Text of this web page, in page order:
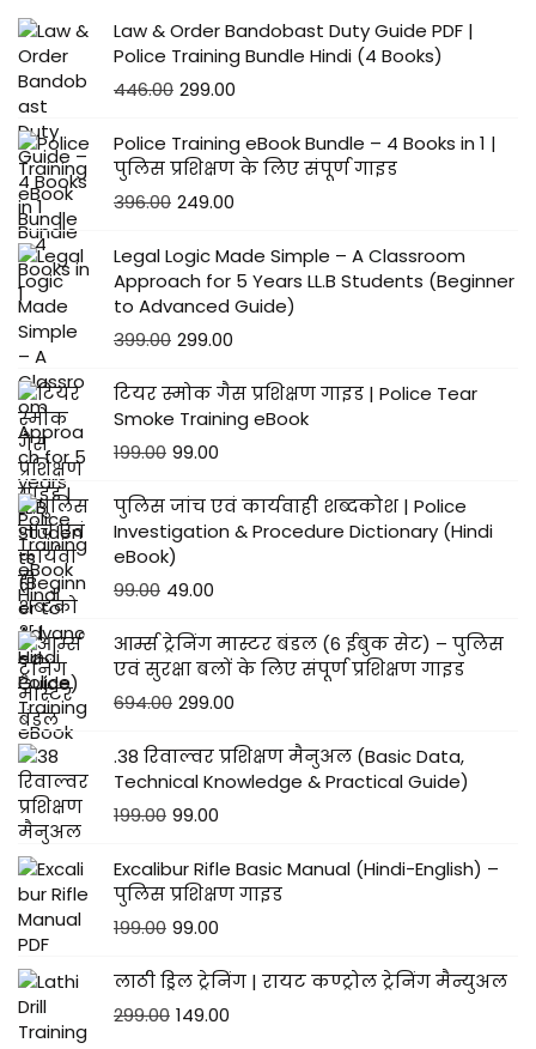
Law & Order Bandobast Duty Guide PDF |
Police Training Bundle Hindi (4 Books)
446.00 299.00
Police Training eBook Bundle – 4 Books in 1 |
पुलिस प्रशिक्षण के लिए संपूर्ण गाइड
396.00 249.00
Legal Logic Made Simple – A Classroom
Approach for 5 Years LL.B Students (Beginner
to Advanced Guide)
399.00 299.00
टियर स्मोक गैस प्रशिक्षण गाइड | Police Tear
Smoke Training eBook
199.00 99.00
पुलिस जांच एवं कार्यवाही शब्दकोश | Police
Investigation & Procedure Dictionary (Hindi
eBook)
99.00 49.00
आर्म्स ट्रेनिंग मास्टर बंडल (6 ईबुक सेट) – पुलिस
एवं सुरक्षा बलों के लिए संपूर्ण प्रशिक्षण गाइड
694.00 299.00
.38 रिवाल्वर प्रशिक्षण मैनुअल (Basic Data,
Technical Knowledge & Practical Guide)
199.00 99.00
Excalibur Rifle Basic Manual (Hindi-English) –
पुलिस प्रशिक्षण गाइड
199.00 99.00
लाठी ड्रिल ट्रेनिंग | रायट कण्ट्रोल ट्रेनिंग मैन्युअल
299.00 149.00